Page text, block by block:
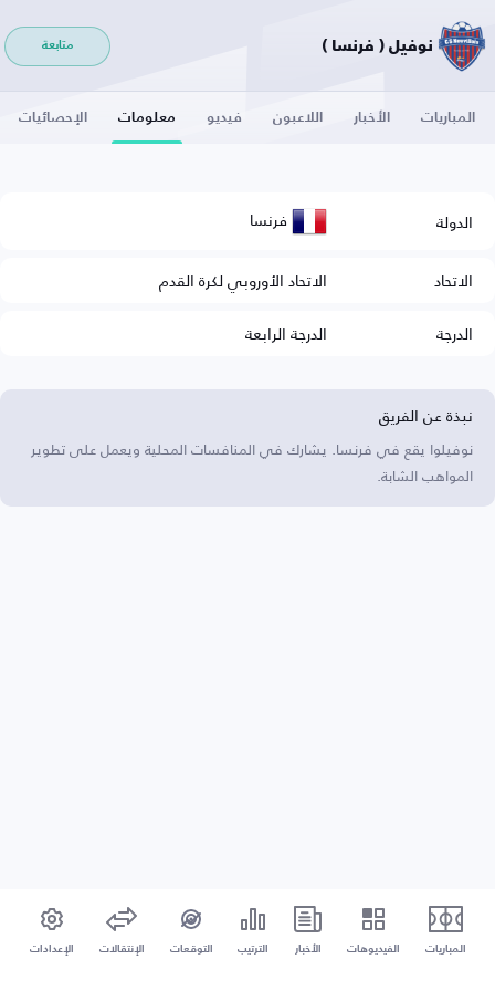
نوفيل ( فرنسا ) متابعة
المباريات الأخبار اللاعبون فيديو معلومات الإحصائيات
الدولة فرنسا
الاتحاد
الاتحاد الأوروبي لكرة القدم
الدرجة
الدرجة الرابعة
نبذة عن الفريق
نوفيلوا يقع في فرنسا. يشارك في المنافسات المحلية ويعمل على تطوير
المواهب الشابة.
المباريات الفيديوهات الأخبار الترتيب التوقعات الإنتقالات الإعدادات